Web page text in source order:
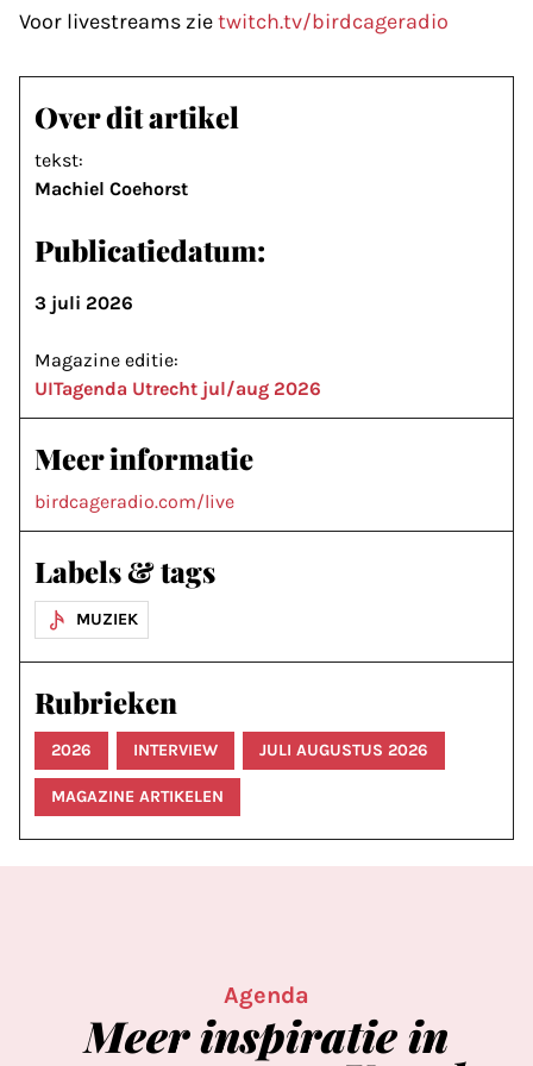
Voor livestreams zietwitch.tv/birdcageradio
Over dit artikel
tekst:
Machiel Coehorst
Publicatiedatum:
3 juli 2026
Magazine editie:
UITagenda Utrecht jul/aug 2026
Meer informatie
birdcageradio.com/live
Labels & tags
MUZIEK
Rubrieken
2026 INTERVIEW JULI AUGUSTUS 2026
MAGAZINE ARTIKELEN
Agenda
Meerinspiratiein